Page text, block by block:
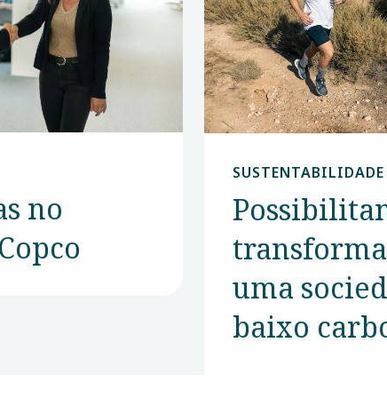
no
SUSTENTABILIDADE
uma
baixo